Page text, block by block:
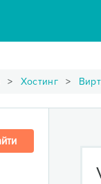
Хостинг